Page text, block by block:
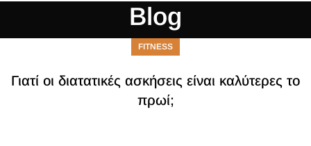
Blog
FITNESS
Γιατί οι διατατικές ασκήσεις είναι καλύτερες το
πρωί;